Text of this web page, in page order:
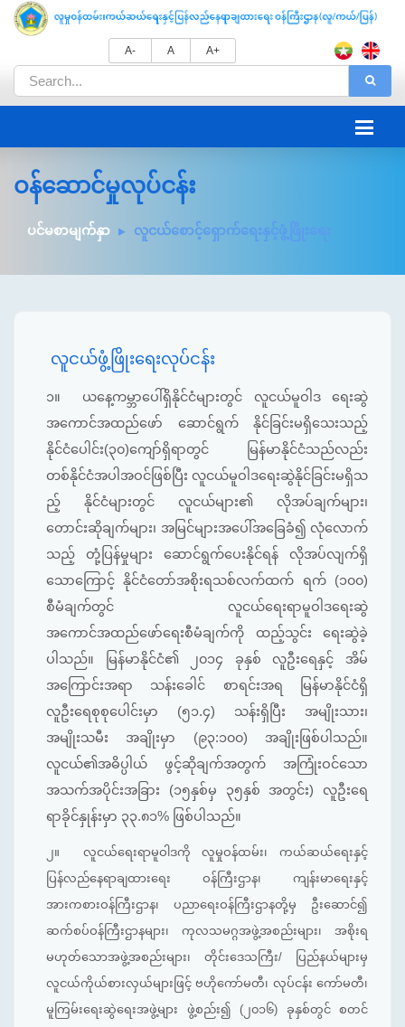
A- A A+
ဝန်ဆောင်မှုလုပ်ငန်း
ပင်မစာမျက်နှာ လူငယ်စောင့်ရှောက်ရေးနှင့်ဖွံ့ဖြိုးရေး
လူငယ်ဖွံ့ဖြိုးရေးလုပ်ငန်း
၁။
ယနေ့ကမ္ဘာပေါ်ရှိနိုင်ငံများတွင် လူငယ်မူဝါဒ ရေးဆွဲ
အကောင်အထည်ဖော် ဆောင်ရွက် နိုင်ခြင်းမရှိသေးသည့်
နိုင်ငံပေါင်း(၃၀)ကျော်ရှိရာတွင် မြန်မာနိုင်ငံသည်လည်း
တစ်နိုင်ငံအပါအဝင်ဖြစ်ပြီး လူငယ်မူဝါဒရေးဆွဲနိုင်ခြင်းမရှိသ
ည့် နိုင်ငံများတွင် လူငယ်များ၏ လိုအပ်ချက်များ၊
တောင်းဆိုချက်များ၊ အမြင်များအ‌ပေါ်အခြေခံ၍ လုံလောက်
သည့် တုံ့ပြန်မှုများ ဆောင်ရွက်ပေးနိုင်ရန် လိုအပ်လျက်ရှိ
သောကြောင့် နိုင်ငံတော်အစိုးရသစ်လက်ထက် ရက် (၁၀၀)
စီမံချက်တွင် လူငယ်ရေးရာမူဝါဒရေးဆွဲ
အကောင်အထည်ဖော်ရေးစီမံချက်ကို ထည့်သွင်း ရေးဆွဲခဲ့
ပါသည်။ မြန်မာနိုင်ငံ၏ ၂၀၁၄ ခုနှစ် လူဦးရေနှင့် အိမ်
အကြောင်းအရာ သန်းခေါင် စာရင်းအရ မြန်မာနိုင်ငံရှိ
လူဦးရေစုစုပေါင်းမှာ (၅၁.၄) သန်းရှိပြီး အမျိုးသား၊
အမျိုးသမီး အချိုးမှာ (၉၃:၁၀၀) အချိုးဖြစ်ပါသည်။
လူငယ်၏အဓိပ္ပါယ် ဖွင့်ဆိုချက်အတွက် အကြုံးဝင်သော
အသက်အပိုင်းအခြား (၁၅နှစ်မှ ၃၅နှစ် အတွင်း) လူဦးရေ
ရာခိုင်နှုန်းမှာ ၃၃.၈၁% ဖြစ်ပါသည်။
၂။
လူငယ်ရေးရာမူဝါဒကို လူမှုဝန်ထမ်း၊ ကယ်ဆယ်ရေးနှင့်
ပြန်လည်နေရာချထားရေး ဝန်ကြီးဌာန၊ ကျန်းမာရေးနှင့်
အားကစားဝန်ကြီးဌာန၊ ပညာရေးဝန်ကြီးဌာနတို့မှ ဦးဆောင်၍
ဆက်စပ်ဝန်ကြီးဌာနများ၊ ကုလသမဂ္ဂအဖွဲ့အစည်းများ၊ အစိုးရ
မဟုတ်‌သောအဖွဲ့အစည်းများ၊ တိုင်းဒေသကြီး/ ပြည်နယ်များမှ
လူငယ်ကိုယ်စားလှယ်များဖြင့် ဗဟိုကော်မတီ၊ လုပ်ငန်း ကော်မတီ၊
မူကြမ်းရေးဆွဲရေးအဖွဲ့များ ဖွဲ့စည်း၍ (၂၀၁၆) ခုနှစ်တွင် စတင်